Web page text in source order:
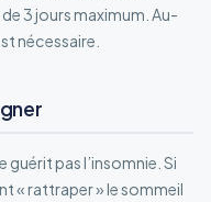
3 jours maximum. Au-
nécessaire.
guérit pas l’insomnie. Si
« rattraper » le sommeil